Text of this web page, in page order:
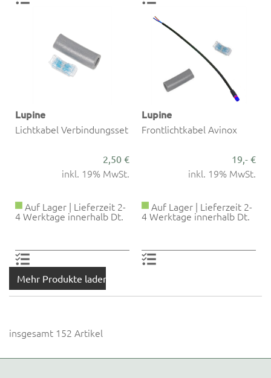
Lupine
Lichtkabel Verbindungsset
2,50 €
inkl. 19% MwSt.
Auf Lager | Lieferzeit 2-
4 Werktage innerhalb Dt.
Lupine
Frontlichtkabel Avinox
19,- €
inkl. 19% MwSt.
Auf Lager | Lieferzeit 2-
4 Werktage innerhalb Dt.
Mehr Produkte laden
insgesamt 152 Artikel